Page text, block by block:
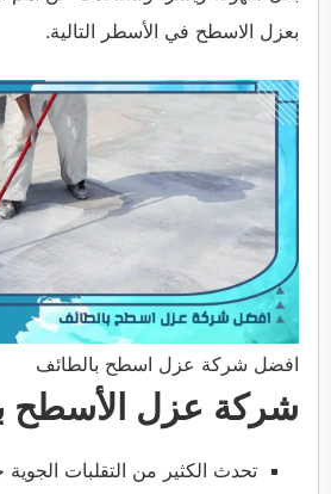
بعزل الاسطح في الأسطر التالية.
افضل شركة عزل اسطح بالطائف
شركة عزل الأسطح
تحدث الكثير من التقلبات الجوية